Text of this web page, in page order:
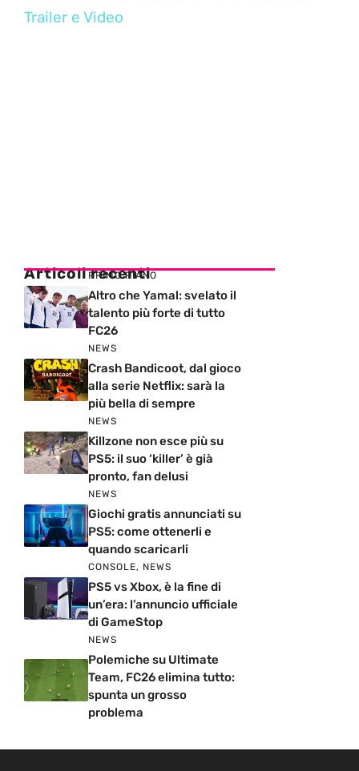
Trailer e Video
Articoli recenti
PRIMO PIANO
Altro che Yamal: svelato il
talento più forte di tutto
FC26
NEWS
Crash Bandicoot, dal gioco
alla serie Netflix: sarà la
più bella di sempre
NEWS
Killzone non esce più su
PS5: il suo ‘killer’ è già
pronto, fan delusi
NEWS
Giochi gratis annunciati su
PS5: come ottenerli e
quando scaricarli
CONSOLE, NEWS
PS5 vs Xbox, è la fine di
un’era: l’annuncio ufficiale
di GameStop
NEWS
Polemiche su Ultimate
Team, FC26 elimina tutto:
spunta un grosso
problema